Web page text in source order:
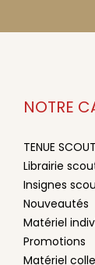
NOTRE
TENUE
Librairie
Insignes
Nouveautés
Matériel
Promotions
Matériel